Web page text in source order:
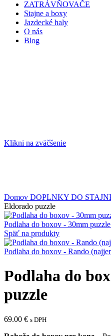
ZATRÁVŇOVAČE
Stajne a boxy
Jazdecké haly
O nás
Blog
Klikni na zväčšenie
Domov DOPLNKY DO
Eldorado puzzle
Podlaha do boxov - 30mm
Späť na produkty
Podlaha do boxov - Rando
Podlaha do
puzzle
69.00 € s DPH